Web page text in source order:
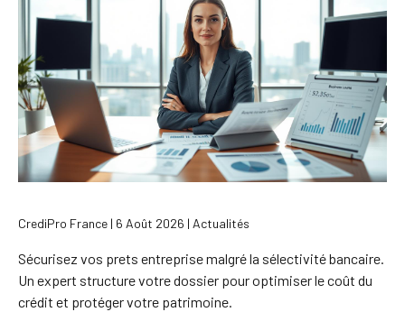
CrediPro France | 6 Août 2026 | Actualités
Sécurisez vos prets entreprise malgré la sélectivité bancaire.
Un expert structure votre dossier pour optimiser le coût du
crédit et protéger votre patrimoine.